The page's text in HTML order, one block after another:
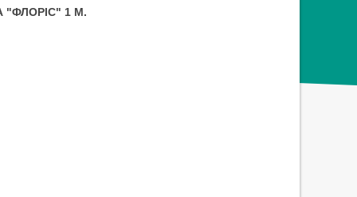
"ФЛОРІС" 1 М.